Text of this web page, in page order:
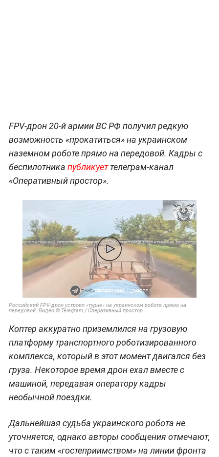
FPV-дрон 20-й армии ВС РФ получил редкую
возможность «прокатиться» на украинском
наземном роботе прямо на передовой. Кадры с
беспилотника публикуеттелеграм-канал
«Оперативный простор».
Российский FPV-дрон устроил «турне» на украинском роботе прямо на
передовой. Видео © Telegram / Оперативный простор
Коптер аккуратно приземлился на грузовую
платформу транспортного роботизированного
комплекса, который в этот момент двигался без
груза. Некоторое время дрон ехал вместе с
машиной, передавая оператору кадры
необычной поездки.
Дальнейшая судьба украинского робота не
уточняется, однако авторы сообщения отмечают,
что с таким «гостеприимством» на линии фронта